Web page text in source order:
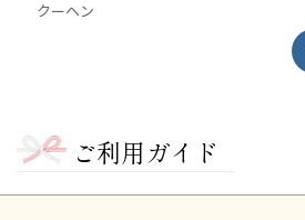
退職・異動の挨拶におすすめ
クーヘン
ご利用ガイド